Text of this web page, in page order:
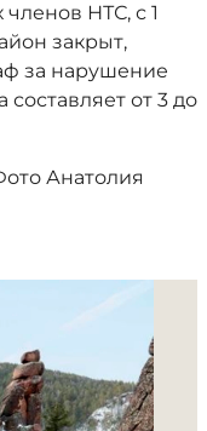
НТС, с 1
закрыт,
за нарушение
от 3 до
Анатолия